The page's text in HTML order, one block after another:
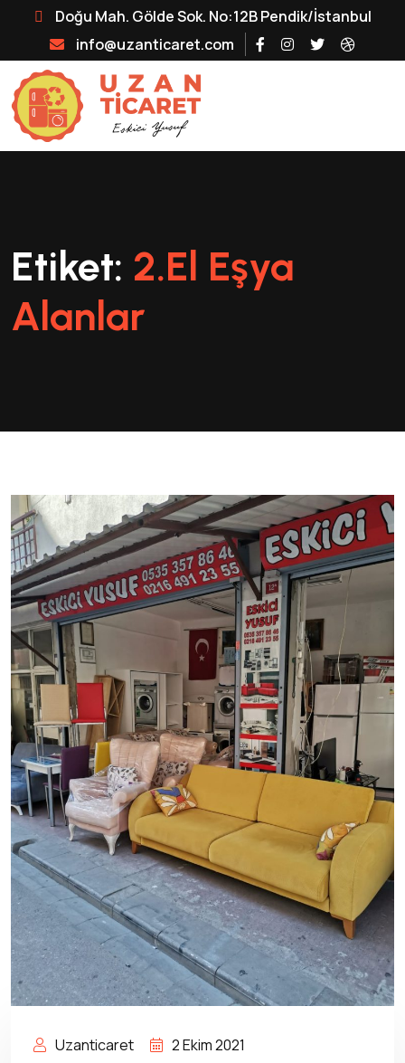
Doğu Mah. Gölde Sok. No:12B Pendik/İstanbul
info@uzanticaret.com
Etiket: 2.el Eşya
Alanlar
Uzanticaret 2 Ekim 2021